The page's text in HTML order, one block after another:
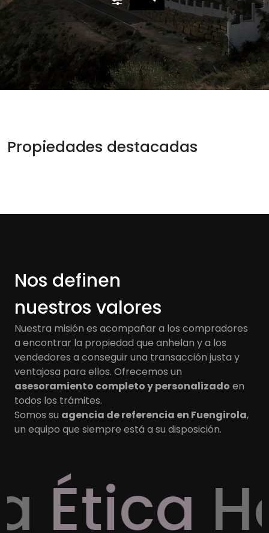
Propiedades destacadas
Nos definen
nuestros valores
Nuestra misión es acompañar a los compradores
a encontrar la propiedad que anhelan y a los
vendedores a conseguir una transacción justa y
ventajosa para ellos. Ofrecemos un
asesoramiento completo y personalizado en
todos los trámites.
Somos su agencia de referencia en Fuengirola,
un equipo que siempre está a su disposición.